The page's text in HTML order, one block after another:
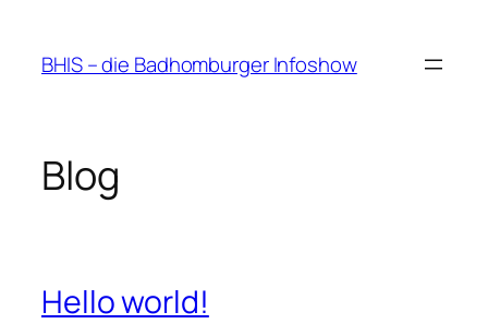
springen
BHIS – die Badhomburger Infoshow
Blog
Hello world!